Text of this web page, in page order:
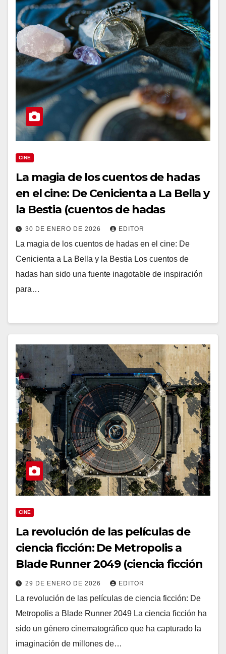
CINE
La magia de los cuentos de hadas
en el cine: De Cenicienta a La Bella y
la Bestia (cuentos de hadas
30 DE ENERO DE 2026 EDITOR
La magia de los cuentos de hadas en el cine: De
Cenicienta a La Bella y la Bestia Los cuentos de
hadas han sido una fuente inagotable de inspiración
para…
CINE
La revolución de las películas de
ciencia ficción: De Metropolis a
Blade Runner 2049 (ciencia ficción
29 DE ENERO DE 2026 EDITOR
La revolución de las películas de ciencia ficción: De
Metropolis a Blade Runner 2049 La ciencia ficción ha
sido un género cinematográfico que ha capturado la
imaginación de millones de…